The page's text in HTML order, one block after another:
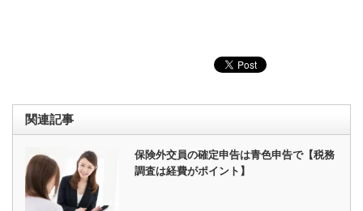
関連記事
保険外交員の確定申告は青色申告で【税務
調査は経費がポイント】